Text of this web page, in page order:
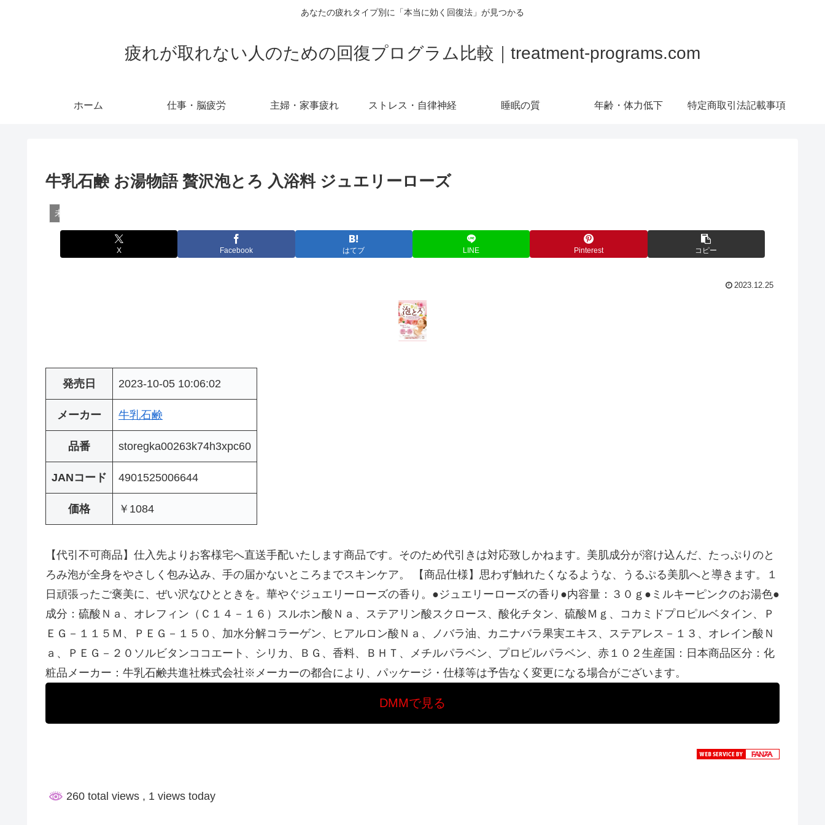
あなたの疲れタイプ別に「本当に効く回復法」が見つかる
疲れが取れない人のための回復プログラム比較｜treatment-programs.com
ホーム 仕事・脳疲労 主婦・家事疲れ ストレス・自律神経 睡眠の質 年齢・体力低下 特定商取引法記載事項
牛乳石鹸 お湯物語 贅沢泡とろ 入浴料 ジュエリーローズ
未分類
X Facebook はてブ LINE Pinterest コピー
2023.12.25
発売日 2023-10-05 10:06:02
メーカー 牛乳石鹸
品番 storegka00263k74h3xpc60
JANコード 4901525006644
価格 ￥1084
【代引不可商品】仕入先よりお客様宅へ直送手配いたします商品です。そのため代引きは対応致しかねます。美肌成分が溶け込んだ、たっぷりのと
ろみ泡が全身をやさしく包み込み、手の届かないところまでスキンケア。 【商品仕様】思わず触れたくなるような、うるぷる美肌へと導きます。１
日頑張ったご褒美に、ぜい沢なひとときを。華やぐジュエリーローズの香り。●ジュエリーローズの香り●内容量：３０ｇ●ミルキーピンクのお湯色●
成分：硫酸Ｎａ、オレフィン（Ｃ１４－１６）スルホン酸Ｎａ、ステアリン酸スクロース、酸化チタン、硫酸Ｍｇ、コカミドプロピルベタイン、Ｐ
ＥＧ－１１５Ｍ、ＰＥＧ－１５０、加水分解コラーゲン、ヒアルロン酸Ｎａ、ノバラ油、カニナバラ果実エキス、ステアレス－１３、オレイン酸Ｎ
ａ、ＰＥＧ－２０ソルビタンココエート、シリカ、ＢＧ、香料、ＢＨＴ、メチルパラベン、プロピルパラベン、赤１０２生産国：日本商品区分：化
粧品メーカー：牛乳石鹸共進社株式会社※メーカーの都合により、パッケージ・仕様等は予告なく変更になる場合がございます。
DMMで見る
260 total views , 1 views today